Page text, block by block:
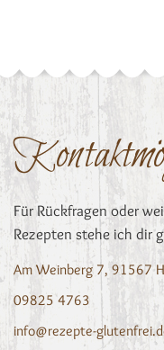
Für Rückfragen oder
Rezepten stehe ich dir
Am Weinberg 7, 91567
09825 4763
info@rezepte-